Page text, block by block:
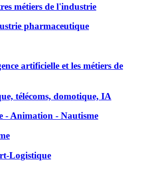
métiers de l'industrie
pharmaceutique
artificielle et les métiers de
télécoms, domotique, IA
- Animation - Nautisme
Logistique